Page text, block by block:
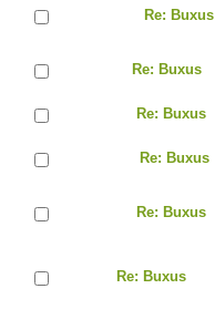
Re: Buxus
Re: Buxus
Re: Buxus
Re: Buxus
Re: Buxus
Re: Buxus